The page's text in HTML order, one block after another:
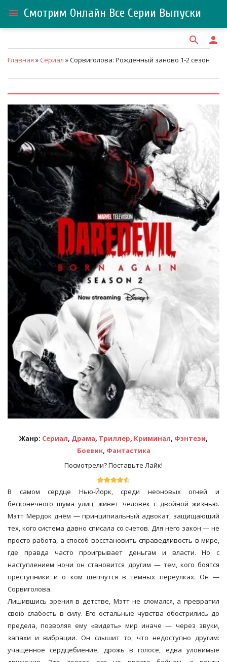
menu Смотрим Онлайн Все Серии Выпуски
search person
Главная » Сериал » Сорвиголова: Рожденный заново 1-2 сезон
Жанр: Сериал, Драма, Триллер, Криминал, Фэнтези,
Боевик, Фантастика
Посмотрели? Поставьте Лайк!
В самом сердце Нью-Йорк, среди неоновых огней и
бесконечного шума улиц, живёт человек с двойной жизнью.
Мэтт Мердок днём — принципиальный адвокат, защищающий
тех, кого система давно списала со счетов. Для него закон — не
просто работа, а способ восстановить справедливость в мире,
где правда часто проигрывает деньгам и власти. Но с
наступлением ночи он становится другим — тем, кого боятся
преступники и о ком шепчутся в темных переулках. Он —
Сорвиголова.
Лишившись зрения в детстве, Мэтт не сломался, а превратил
свою слабость в силу. Его остальные чувства обострились до
предела, позволяя ему «видеть» мир иначе — через звуки,
запахи и вибрации. Он слышит то, что недоступно другим:
учащённое сердцебиение, дрожь в голосе, едва уловимые